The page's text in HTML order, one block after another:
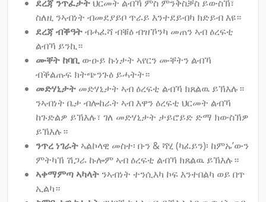
ደረጃ ንጥፈታትህርመት ልብኻ ምስ ምንቅስቓስ ይውስኽ፣
ስለዚ ንኣብነት ብመደያይቦ ጥራይ እንተደይብካ ክድይብ እዩ።
ደረጃ ብቕዓትብሓፈሻ ብቑዕ ብዝኾንካ መጠን ኣብ ዕረፍቲ
ልብኻ ይንኪ።
ሙቐት ከባቢውዑይ ኩነታት ኣየርን ሙቐትን ልብኻ
ብቕልጡፍ ክትጭንጉዕ ይሓትት።
መድሃኒታት መድሃኒታት ኣብ ዕረፍቲ ልብኻ ክጸልዉ ይኽእሉ።
ንኣብነት ቤታ ብሎከራት ኣብ እዋን ዕረፍቲ ህርመት ልብኻ
ከጉድልዎ ይኽእሉ፣ ገለ መድሃኒታት ታይሮይድ ድማ ክውስኽዎ
ይኽእሉ።
ንጥረ ነገራትኣልኮላዊ መስተ፡ ቡን & ሻሂ (ካፈይን)፡ ከምኡ’ውን
ምትካኽ ሽጋራ ኩሎም ኣብ ዕረፍቲ ልብኻ ክጸልዉ ይኽእሉ።
ኣቀማምጣ ኣካላት ንኣብነት ተንሲእካ ኮፍ እንተበልካ ወይ በጥ
ኢልካ።